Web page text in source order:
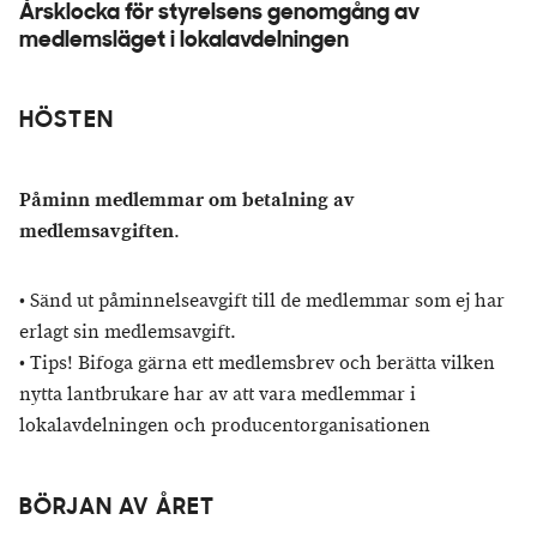
Årsklocka för styrelsens genomgång av
medlemsläget i lokalavdelningen
HÖSTEN
Påminn medlemmar om betalning av
medlemsavgiften.
• Sänd ut påminnelseavgift till de medlemmar som ej har
erlagt sin medlemsavgift.
• Tips! Bifoga gärna ett medlemsbrev och berätta vilken
nytta lantbrukare har av att vara medlemmar i
lokalavdelningen och producentorganisationen
BÖRJAN AV ÅRET